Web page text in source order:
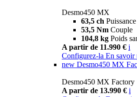
Desmo450 MX
63,5 ch Puissance
53,5 Nm Couple
104,8 kg Poids
A partir de 11.990 € i
Configurez-la En savoir
new Desmo450 MX
Desmo450 MX Factory
A partir de 13.990 € i